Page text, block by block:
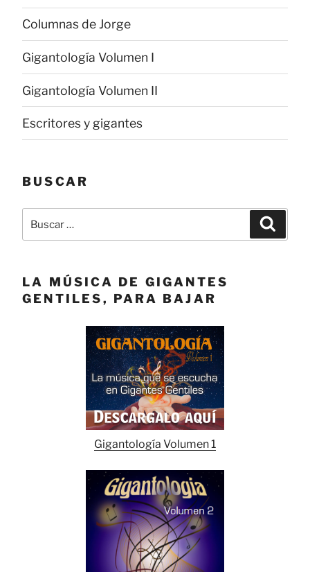
Columnas de Jorge
Gigantología Volumen I
Gigantología Volumen II
Escritores y gigantes
BUSCAR
Buscar
LA MÚSICA DE GIGANTES
GENTILES, PARA BAJAR
Gigantología Volumen 1